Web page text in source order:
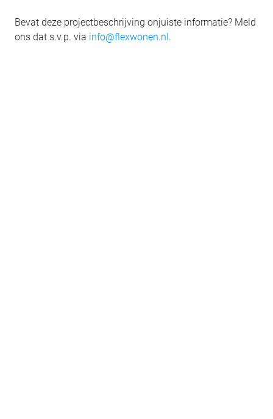
Bevat deze projectbeschrijving onjuiste informatie? Meld
ons dat s.v.p. via info@flexwonen.nl.